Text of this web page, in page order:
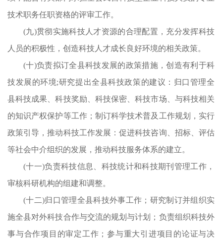
技术职务任职资格的评审工作。
(九)贯彻实施科技人才资源的合理配置，充分发挥科技
人员的积极性，创造科技人才成长良好环境的相关政策。
(十)负责拟订全县科技发展的政策措施，创造有利于科
技发展的环境;研究提出全县科技政策的建议：归口管理全
县科技成果、科技奖励、科技保密、科技市场、与科技相关
的知识产权保护等工作；制订科学技术普及工作规划，实行
政策引导，推动科技工作发展：促进科技咨询、招标、评估
等社会中介组织的发展，推动科技服务体系的建立。
(十一)负责科技信息、科技统计和科技期刊管理工作，
审核科研机构的组建和调整。
(十二)归口管理全县科技外事工作；研究制订并组织实
施全县对外科技合作与交流的规划与计划；负责组织科技外
事与合作项目的审定工作；参与重大引进项目的论证与决